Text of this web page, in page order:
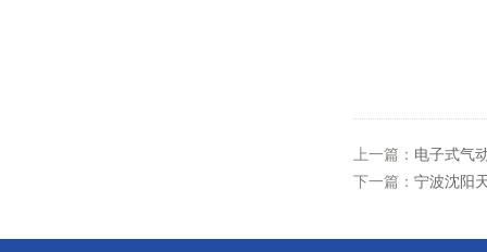
上一篇： 电子式气
下一篇： 宁波沈阳